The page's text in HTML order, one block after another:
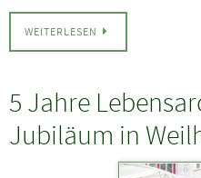
WEITERLESEN
5 Jahre
Jubiläum in